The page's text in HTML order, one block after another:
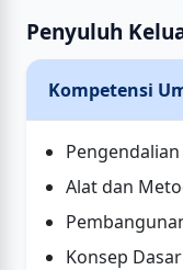
Penyuluh
Kompetensi
Alat dan
Konsep